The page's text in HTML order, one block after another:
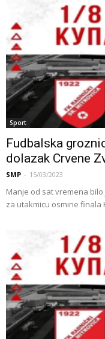
Sport
Fudbalska
dolazak Crvene
SMP - 15/03/2023
Manje od sat vremena
za utakmicu osmine finala